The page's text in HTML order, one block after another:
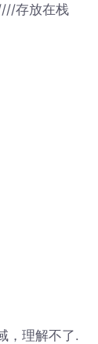
存放在栈
理解不了.